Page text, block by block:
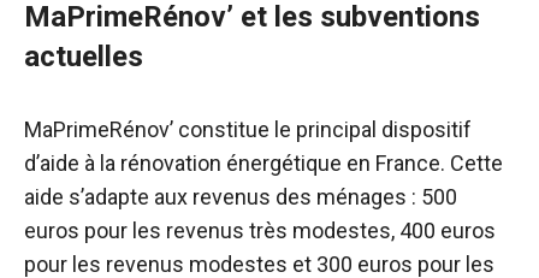
MaPrimeRénov’ et les subventions
actuelles
MaPrimeRénov’ constitue le principal dispositif
d’aide à la rénovation énergétique en France. Cette
aide s’adapte aux revenus des ménages : 500
euros pour les revenus très modestes, 400 euros
pour les revenus modestes et 300 euros pour les